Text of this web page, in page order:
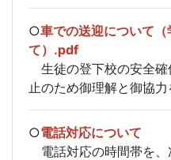
○車での送迎について
て）.pdf
生徒の登下校の安全確
止のため御理解と御協力
○電話対応について
電話対応の時間帯を、